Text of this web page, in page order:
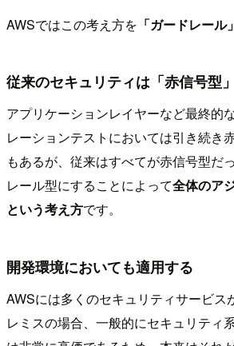
AWSではこの考え方を 「ガードレール」
従来のセキュリティは「赤信号型」
アプリケーションレイヤーなど最終的
レーションテストにおいては引き続き
もあるが、従来はすべてが赤信号型だ
レール型にすることによって全体のア
という考え方です。
開発環境においても適用する
AWSには多くのセキュリティサービス
レミスの場合、一般的にセキュリティ